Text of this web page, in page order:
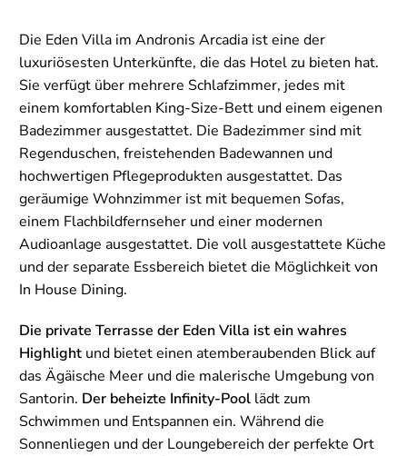
Die Eden Villa im Andronis Arcadia ist eine der
luxuriösesten Unterkünfte, die das Hotel zu bieten hat.
Sie verfügt über mehrere Schlafzimmer, jedes mit
einem komfortablen King-Size-Bett und einem eigenen
Badezimmer ausgestattet. Die Badezimmer sind mit
Regenduschen, freistehenden Badewannen und
hochwertigen Pflegeprodukten ausgestattet. Das
geräumige Wohnzimmer ist mit bequemen Sofas,
einem Flachbildfernseher und einer modernen
Audioanlage ausgestattet. Die voll ausgestattete Küche
und der separate Essbereich bietet die Möglichkeit von
In House Dining.
Die private Terrasse der Eden Villa ist ein wahres
Highlight und bietet einen atemberaubenden Blick auf
das Ägäische Meer und die malerische Umgebung von
Santorin. Der beheizte Infinity-Pool lädt zum
Schwimmen und Entspannen ein. Während die
Sonnenliegen und der Loungebereich der perfekte Ort